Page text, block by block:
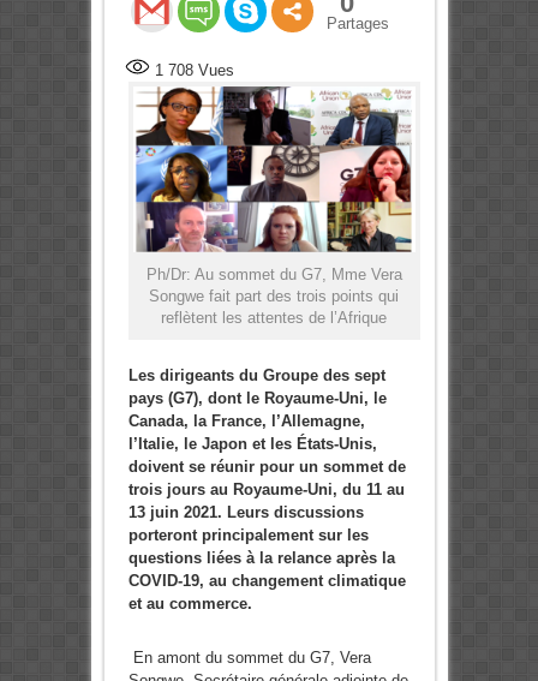
Partages
1 708Vues
Ph/Dr: Au sommet du G7, Mme Vera
Songwe fait part des trois points qui
reflètent les attentes de l’Afrique
Les dirigeants du Groupe des sept
pays (G7), dont le Royaume-Uni, le
Canada, la France, l’Allemagne,
l’Italie, le Japon et les États-Unis,
doivent se réunir pour un sommet de
trois jours au Royaume-Uni, du 11 au
13 juin 2021. Leurs discussions
porteront principalement sur les
questions liées à la relance après la
COVID-19, au changement climatique
et au commerce.
En amont du sommet du G7, Vera